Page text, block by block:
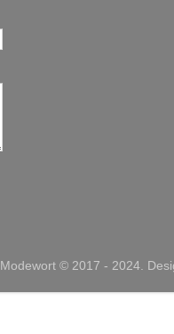
Modewort © 2017 - 2024.